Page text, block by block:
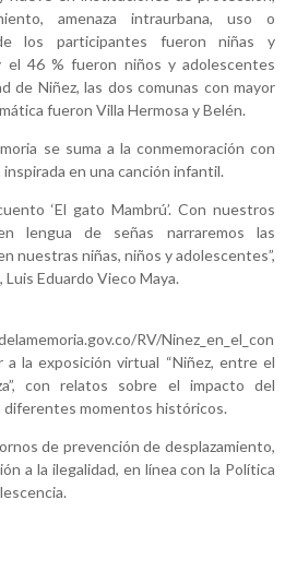
amenaza intraurbana, uso o
los participantes fueron niñas y
el 46 % fueron niños y adolescentes
de Niñez, las dos comunas con mayor
fueron Villa Hermosa y Belén.
se suma a la conmemoración con
en una canción infantil.
‘El gato Mambrú’. Con nuestros
lengua de señas narraremos las
nuestras niñas, niños y adolescentes”,
Eduardo Vieco Maya.
RV/Ninez_en_el_con
la exposición virtual “Niñez, entre el
con relatos sobre el impacto del
momentos históricos.
de prevención de desplazamiento,
a la ilegalidad, en línea con la Política